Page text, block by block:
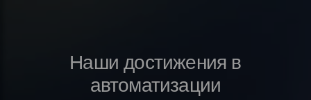
Наши достижения в
автоматизации